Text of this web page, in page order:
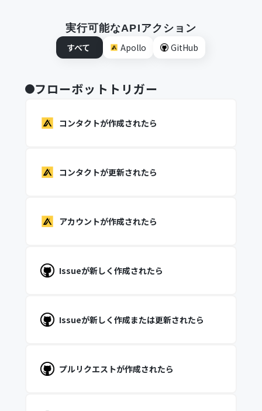
実行可能なAPIアクション
すべて
Apollo GitHub
フローボットトリガー
コンタクトが作成されたら
コンタクトが更新されたら
アカウントが作成されたら
Issueが新しく作成されたら
Issueが新しく作成または更新されたら
プルリクエストが作成されたら